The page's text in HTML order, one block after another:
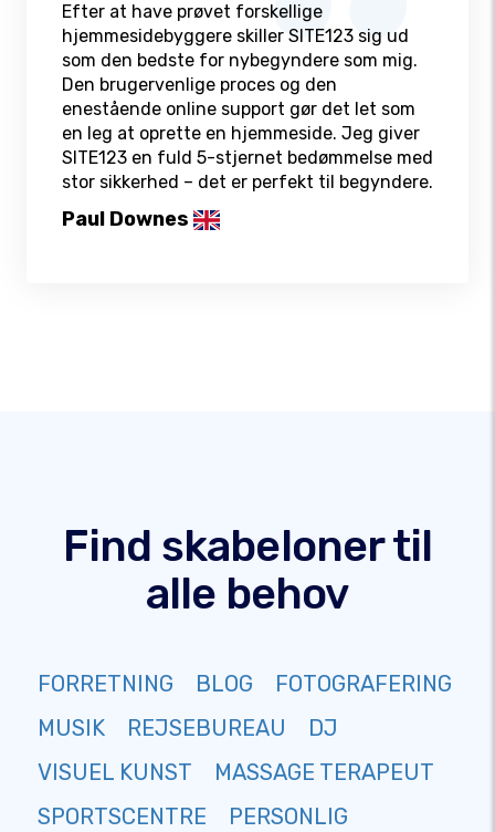
Efter at have prøvet forskellige
hjemmesidebyggere skiller SITE123 sig ud
som den bedste for nybegyndere som mig.
Den brugervenlige proces og den
enestående online support gør det let som
en leg at oprette en hjemmeside. Jeg giver
SITE123 en fuld 5-stjernet bedømmelse med
stor sikkerhed – det er perfekt til begyndere.
Paul Downes
Find skabeloner til
alle behov
FORRETNING BLOG
FOTOGRAFERING
MUSIK
REJSEBUREAU
DJ
VISUEL KUNST
MASSAGE TERAPEUT
SPORTSCENTRE
PERSONLIG